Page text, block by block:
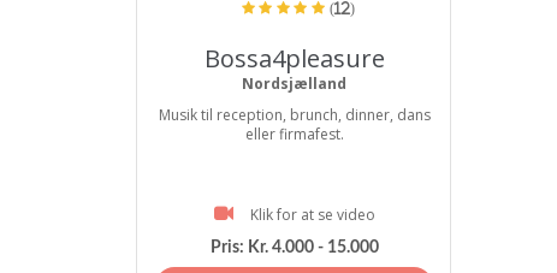
(12)
Bossa4pleasure
Nordsjælland
Musik til reception, brunch, dinner, dans
eller firmafest.
Klik for at se video
Pris: Kr. 4.000 - 15.000